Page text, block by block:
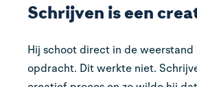
Schrijven is een
Hij schoot direct in de weerstand
opdracht. Dit werkte niet.